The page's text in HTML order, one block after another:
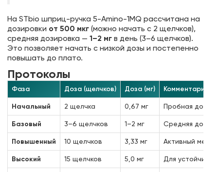
На STbio шприц-ручка 5-Amino-1MQ рассчитана на
дозировки от 500 мкг (можно начать с 2 щелчков),
средняя дозировка — 1–2 мг в день (3–6 щелчков).
Это позволяет начать с низкой дозы и постепенно
повышать до плато.
Протоколы
Фаза Доза (щелчков) Доза (мг) Комментарий
Начальный 2 щелчка 0,67 мг Пробная доза
Базовый 3–6 щелчков 1–2 мг Средняя
Повышенный 10 щелчков 3,33 мг Активный
Высокий 15 щелчков 5,0 мг Для